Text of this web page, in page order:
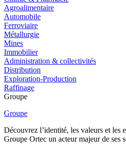
Agroalimentaire
Automobile
Ferroviaire
Métallurgie
Mines
Immobilier
Administration & collectivités
Distribution
Exploration-Production
Raffinage
Groupe
Groupe
Découvrez l’identité, les valeurs et les
Groupe Ortec un acteur majeur de ses